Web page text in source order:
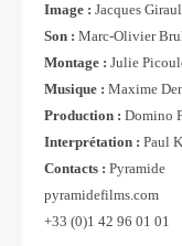
Image : Jacques
Son : Marc-Olivier
Montage : Julie
Musique : Maxime
Production : Domino
Interprétation : Paul
Contacts : Pyramide
pyramidefilms.com
+33 (0)1 42 96 01 01